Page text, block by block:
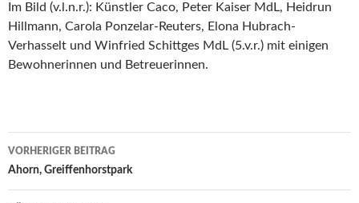
Im Bild (v.l.n.r.): Künstler Caco, Peter Kaiser MdL, Heidrun
Hillmann, Carola Ponzelar-Reuters, Elona Hubrach-
Verhasselt und Winfried Schittges MdL (5.v.r.) mit einigen
Bewohnerinnen und Betreuerinnen.
Beitrags-
Navigation
VORHERIGER BEITRAG
Ahorn, Greiffenhorstpark